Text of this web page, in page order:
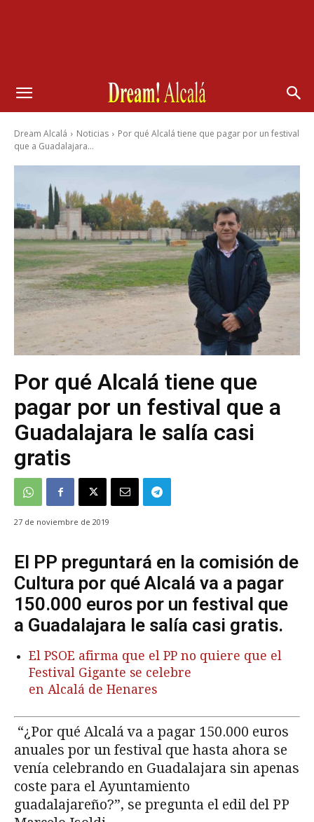
Dream Alcalá Noticias
Por qué Alcalá tiene que pagar por un festival
que a Guadalajara...
Por qué Alcalá tiene que
pagar por un festival que a
Guadalajara le salía casi
gratis
27 de noviembre de 2019
El PP preguntará en la comisión de
Cultura por qué Alcalá va a pagar
150.000 euros por un festival que
a Guadalajara le salía casi gratis.
El PSOE afirma que el PP no quiere que el
Festival Gigante se celebre
en Alcalá de Henares
“¿Por qué Alcalá va a pagar 150.000 euros
anuales por un festival que hasta ahora se
venía celebrando en Guadalajara sin apenas
coste para el Ayuntamiento
guadalajareño?”, se pregunta el edil del PP